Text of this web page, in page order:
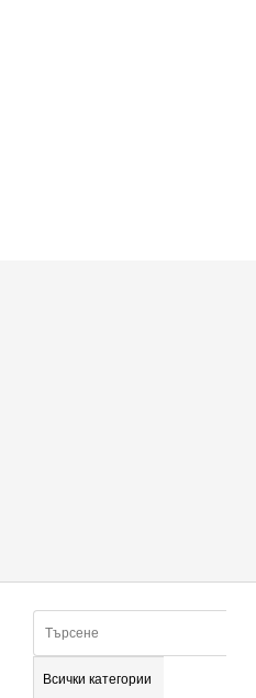
Всички категории